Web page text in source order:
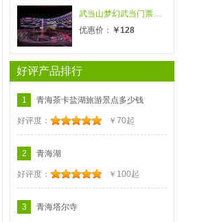
武当山梦幻武当门票预定
优惠价： ￥128
好评产品排行
1 青海茶卡盐湖旅游景点多少钱
好评度： ￥70起
2 青海湖
好评度： ￥100起
3 青海塔尔寺